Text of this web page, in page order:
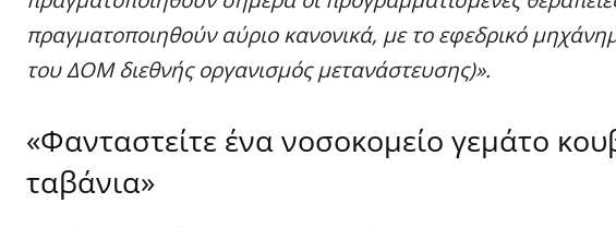
πραγματοποιηθούν αύριο κανονικά, με το εφεδρικό
του ΔΟΜ διεθνής οργανισμός μετανάστευσης)».
«Φανταστείτε ένα νοσοκομείο γεμάτο
ταβάνια»